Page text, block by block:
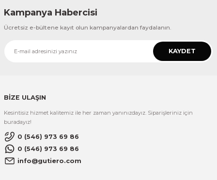
Kampanya Habercisi
Ücretsiz e-bültene kayıt olun kampanyalardan faydalanın.
KAYDET
BİZE ULAŞIN
Kesintisiz hizmet kalitemiz ile her zaman yanınızdayız. Siparişleriniz için
buradayız!
0 (546) 973 69 86
0 (546) 973 69 86
info@gutiero.com